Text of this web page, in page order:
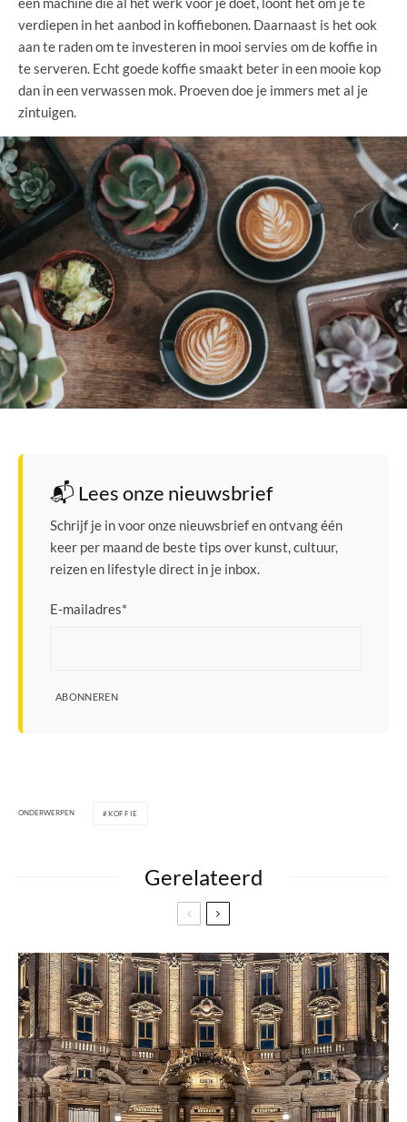
verdiepen in het aanbod in koffiebonen. Daarnaast is het ook
aan te raden om te investeren in mooi servies om de koffie in
te serveren. Echt goede koffie smaakt beter in een mooie kop
dan in een verwassen mok. Proeven doe je immers met al je
zintuigen.
📬 Lees onze nieuwsbrief
Schrijf je in voor onze nieuwsbrief en ontvang één
keer per maand de beste tips over kunst, cultuur,
reizen en lifestyle direct in je inbox.
E-mailadres*
ABONNEREN
ONDERWERPEN KOFFIE
Gerelateerd